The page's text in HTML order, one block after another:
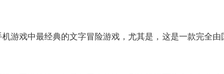
游戏中最经典的文字冒险游戏，尤其是，这是一款完全由